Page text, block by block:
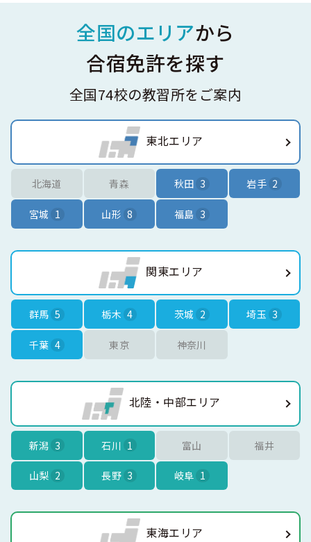
全国のエリアから
合宿免許を探す
全国74校の教習所をご案内
東北エリア
北海道 青森 秋田 3 岩手 2
宮城 1 山形 8 福島 3
関東エリア
群馬 5 栃木 4 茨城 2 埼玉 3
千葉 4 東京 神奈川
北陸・中部エリア
新潟 3 石川 1 富山 福井
山梨 2 長野 3 岐阜 1
東海エリア